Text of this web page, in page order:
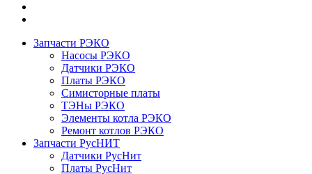
Запчасти РЭКО
Насосы РЭКО
Датчики РЭКО
Платы РЭКО
Симисторные платы
ТЭНы РЭКО
Элементы котла РЭКО
Ремонт котлов РЭКО
Запчасти РусНИТ
Датчики РусНит
Платы РусНит